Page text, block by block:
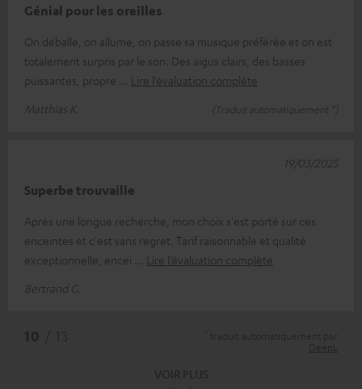
Génial pour les oreilles
On déballe, on allume, on passe sa musique préférée et on est
totalement surpris par le son. Des aigus clairs, des basses
puissantes, propre
Lire l’évaluation complète
Matthias K.
(Traduit automatiquement *)
Superbe trouvaille
Après une longue recherche, mon choix s'est porté sur ces
enceintes et c'est sans regret. Tarif raisonnable et qualité
exceptionnelle, encei
Lire l’évaluation complète
Bertrand G.
19/03/2025